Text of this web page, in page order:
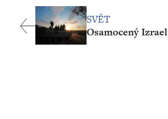
SVĚT
Osamocený Izrael